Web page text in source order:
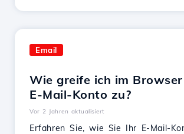
Email
Wie greife ich im
E-Mail-Konto zu?
Vor 2 Jahren aktualisiert
Erfahren Sie, wie Sie Ihr E-Mail-